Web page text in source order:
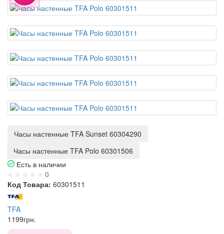
Часы настенные TFA Sunset 60304290
Часы настенные TFA Polo 60301506
Есть в наличии
0
Код Товара: 60301511
TFA
1199грн.